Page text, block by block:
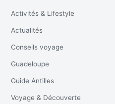
Activités & Lifestyle
Actualités
Conseils voyage
Guadeloupe
Guide Antilles
Voyage & Découverte